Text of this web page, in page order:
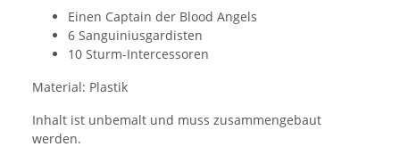
Einen Captain der Blood Angels
6 Sanguiniusgardisten
10 Sturm-Intercessoren
Material: Plastik
Inhalt ist unbemalt und muss zusammengebaut
werden.